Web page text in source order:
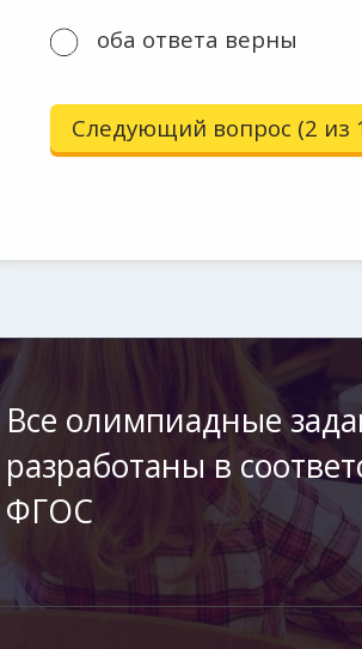
оба ответа верны
Следующий вопрос (2 из
Все олимпиадные
разработаны в
ФГОС